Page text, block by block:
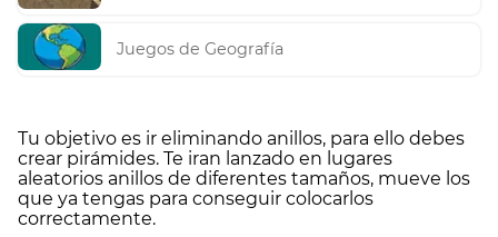
Juegos de Geografía
Tu objetivo es ir eliminando anillos, para ello debes
crear pirámides. Te iran lanzado en lugares
aleatorios anillos de diferentes tamaños, mueve los
que ya tengas para conseguir colocarlos
correctamente.